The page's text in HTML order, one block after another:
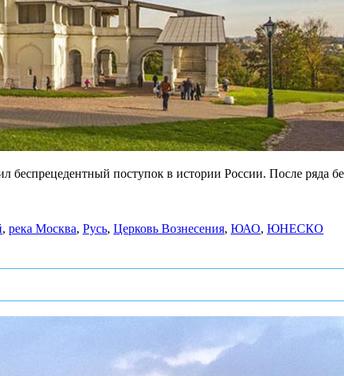
беспрецедентный поступок в истории России. После ряда
, река Москва, Русь, Церковь Вознесения, ЮАО, ЮНЕСКО